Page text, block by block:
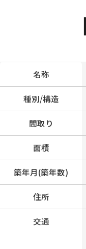
名称
種別/構造
間取り
面積
築年月(築年数)
住所
交通